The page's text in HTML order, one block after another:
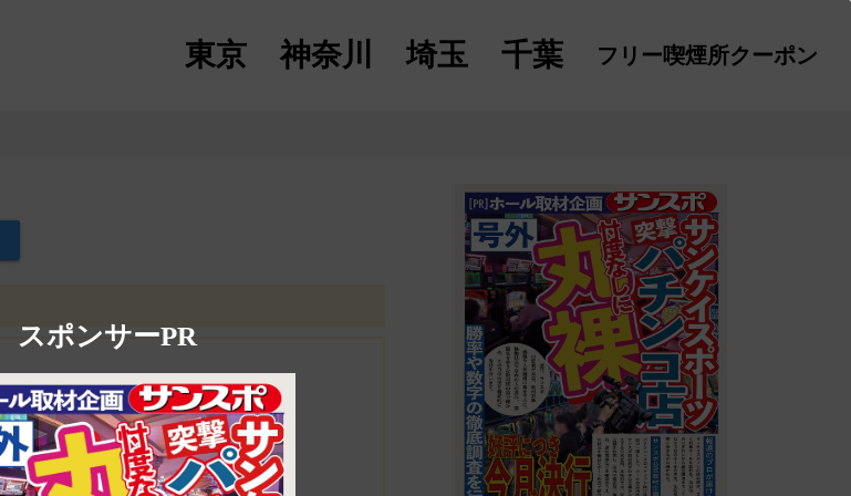
東京 神奈川 埼玉 千葉 フリー喫煙所クーポン
スポンサーPR